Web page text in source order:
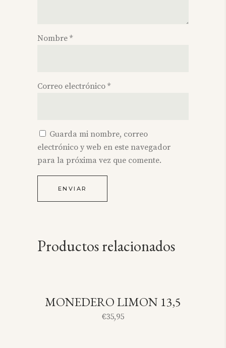
Nombre *
Correo electrónico *
Guarda mi nombre, correo
electrónico y web en este navegador
para la próxima vez que comente.
Productos relacionados
SOLD
MONEDERO LIMON 13,5
€35,95